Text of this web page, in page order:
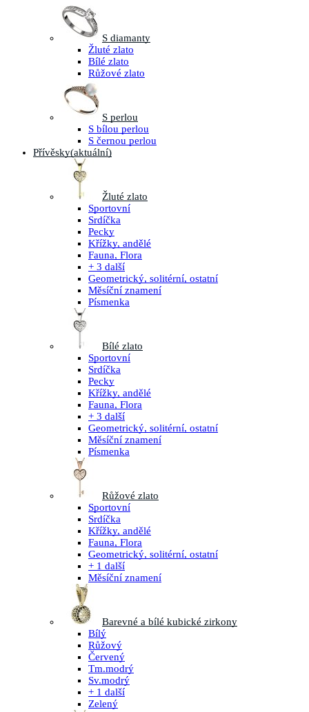
S diamanty
Žluté zlato
Bílé zlato
Růžové zlato
S perlou
S bílou perlou
S černou perlou
Přívěsky(aktuální)
Žluté zlato
Sportovní
Srdíčka
Pecky
Křížky, andělé
Fauna, Flora
+ 3 další
Geometrický, solitérní, ostatní
Měsíční znamení
Písmenka
Bílé zlato
Sportovní
Srdíčka
Pecky
Křížky, andělé
Fauna, Flora
+ 3 další
Geometrický, solitérní, ostatní
Měsíční znamení
Písmenka
Růžové zlato
Sportovní
Srdíčka
Křížky, andělé
Fauna, Flora
Geometrický, solitérní, ostatní
+ 1 další
Měsíční znamení
Barevné a bílé kubické zirkony
Bílý
Růžový
Červený
Tm.modrý
Sv.modrý
+ 1 další
Zelený